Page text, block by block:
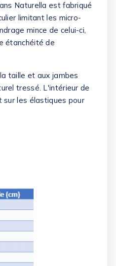
Naturella est fabriqué
limitant les micro-
mince de celui-ci,
étanchéité de
taille et aux jambes
tressé. L'intérieur de
sur les élastiques pour